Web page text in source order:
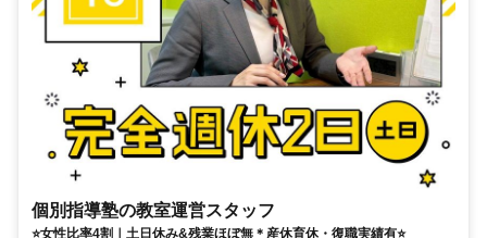
個別指導塾の教室運営スタッフ
⭐女性比率4割｜土日休み&残業ほぼ無＊産休育休・復職実績有⭐